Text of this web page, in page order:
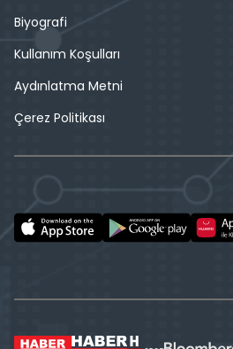
Biyografi
Kullanım Koşulları
Aydınlatma Metni
Çerez Politikası